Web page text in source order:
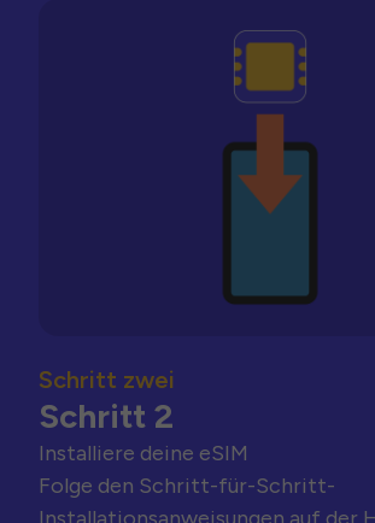
Schritt zwei
Schritt 2
Installiere deine eSIM
Folge den Schritt-für-Schritt-